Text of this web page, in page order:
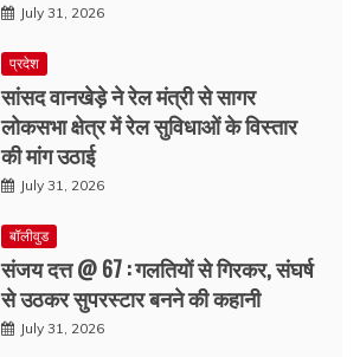
July 31, 2026
प्रदेश
सांसद वानखेड़े ने रेल मंत्री से सागर
लोकसभा क्षेत्र में रेल सुविधाओं के विस्तार
की मांग उठाई
July 31, 2026
बॉलीवुड
संजय दत्त @ 67 : गलतियों से गिरकर, संघर्ष
से उठकर सुपरस्टार बनने की कहानी
July 31, 2026